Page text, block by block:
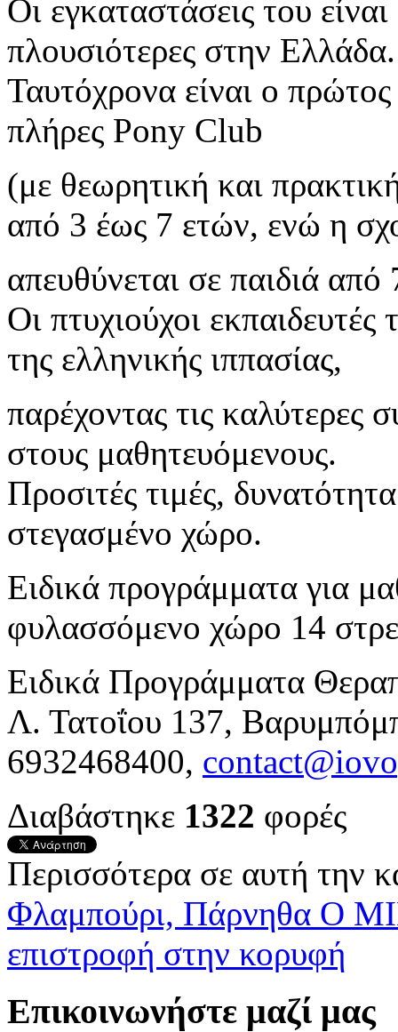
Οι εγκαταστάσεις του
πλουσιότερες στην Ελλάδα.
Ταυτόχρονα είναι ο
πλήρες Pony Club
(με θεωρητική και
από 3 έως 7 ετών, ενώ η
απευθύνεται σε παιδιά
Οι πτυχιούχοι
της ελληνικής ιππασίας,
παρέχοντας τις καλύτερες
στους μαθητευόμενους.
Προσιτές τιμές,
στεγασμένο χώρο.
Ειδικά προγράμματα για
φυλασσόμενο χώρο 14
Ειδικά Προγράμματα
Λ. Τατοΐου 137,
6932468400,
Διαβάστηκε 1322 φορές
Περισσότερα σε αυτή την
Φλαμπούρι, Πάρνηθα Ο
επιστροφή στην κορυφή
Επικοινωνήστε μαζί μας